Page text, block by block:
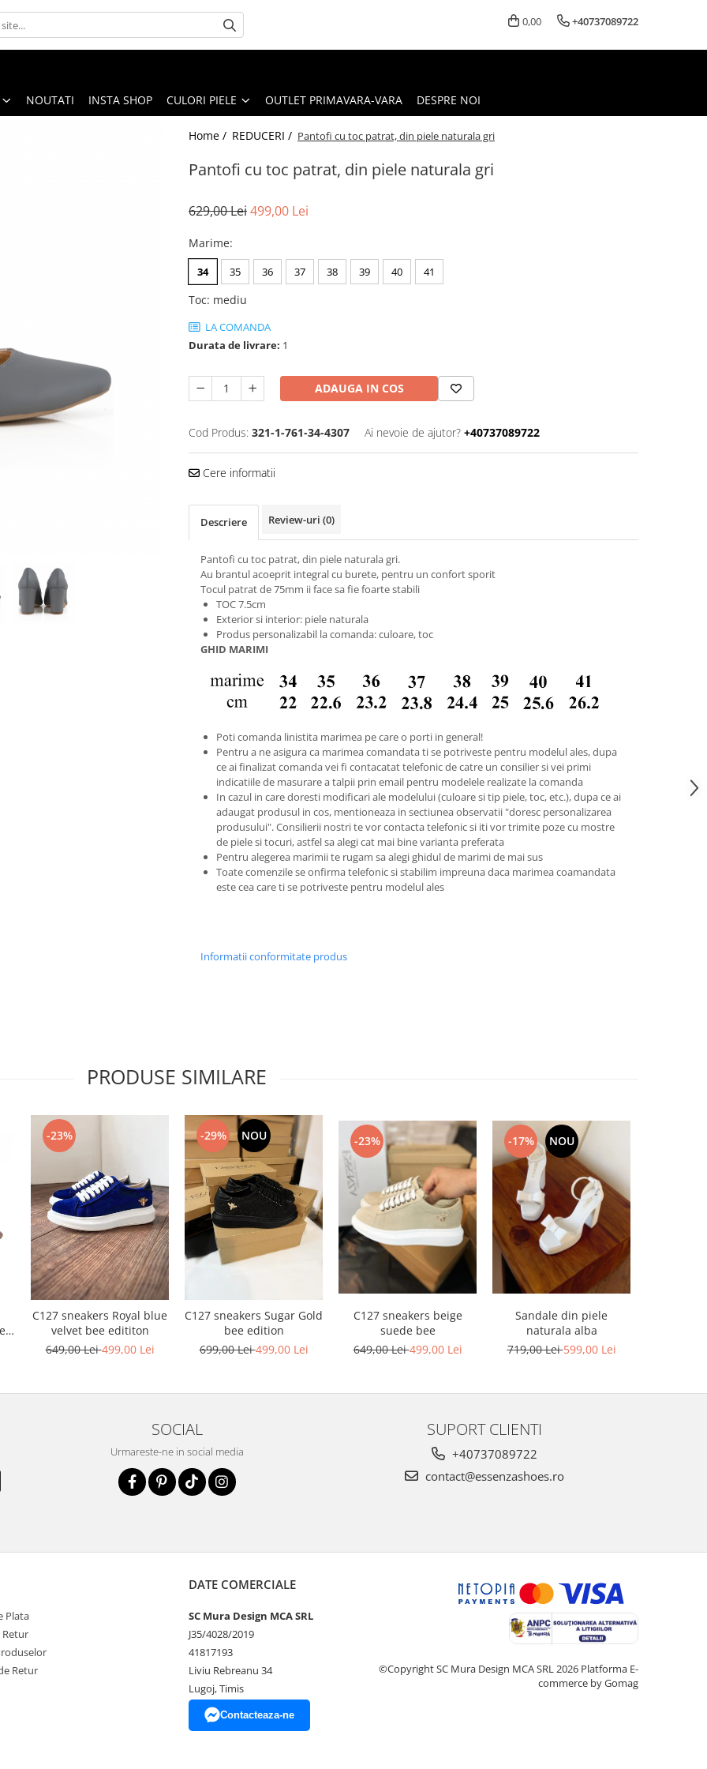
0,00 +40737089722
NOUTATI INSTA SHOP CULORI PIELE OUTLET PRIMAVARA-VARA DESPRE NOI
Home / REDUCERI / Pantofi cu toc patrat, din piele naturala gri
Pantofi cu toc patrat, din piele naturala gri
629,00 Lei499,00 Lei
Marime:
34 35 36 37 38 39 40 41
Toc: mediu
LA COMANDA
Durata de livrare: 1
ADAUGA IN COS
Cod Produs: 321-1-761-34-4307 Ai nevoie de ajutor? +40737089722
Cere informatii
Descriere Review-uri (0)
Pantofi cu toc patrat, din piele naturala gri.
Au brantul acoeprit integral cu burete, pentru un confort sporit
Tocul patrat de 75mm ii face sa fie foarte stabili
TOC 7.5cm
Exterior si interior: piele naturala
Produs personalizabil la comanda: culoare, toc
GHID MARIMI
Poti comanda linistita marimea pe care o porti in general!
Pentru a ne asigura ca marimea comandata ti se potriveste pentru modelul ales, dupa
ce ai finalizat comanda vei fi contacatat telefonic de catre un consilier si vei primi
indicatiile de masurare a talpii prin email pentru modelele realizate la comanda
In cazul in care doresti modificari ale modelului (culoare si tip piele, toc, etc.), dupa ce ai
adaugat produsul in cos, mentioneaza in sectiunea observatii "doresc personalizarea
produsului". Consilierii nostri te vor contacta telefonic si iti vor trimite poze cu mostre
de piele si tocuri, astfel sa alegi cat mai bine varianta preferata
Pentru alegerea marimii te rugam sa alegi ghidul de marimi de mai sus
Toate comenzile se onfirma telefonic si stabilim impreuna daca marimea coamandata
este cea care ti se potriveste pentru modelul ales
Informatii conformitate produs
PRODUSE SIMILARE
-23%
C127 sneakers Royal blue
velvet bee edititon
649,00 Lei499,00 Lei
-29% NOU
C127 sneakers Sugar Gold
bee edition
699,00 Lei499,00 Lei
-23%
C127 sneakers beige
suede bee
649,00 Lei499,00 Lei
-17% NOU
Sandale din piele
naturala alba
719,00 Lei599,00 Lei
SOCIAL
Urmareste-ne in social media
SUPORT CLIENTI
+40737089722
contact@essenzashoes.ro
Plata
Retur
Retur
DATE COMERCIALE
SC Mura Design MCA SRL
J35/4028/2019
41817193
Liviu Rebreanu 34
Lugoj, Timis
Contacteaza-ne
©Copyright SC Mura Design MCA SRL 2026 Platforma E-
commerce by Gomag